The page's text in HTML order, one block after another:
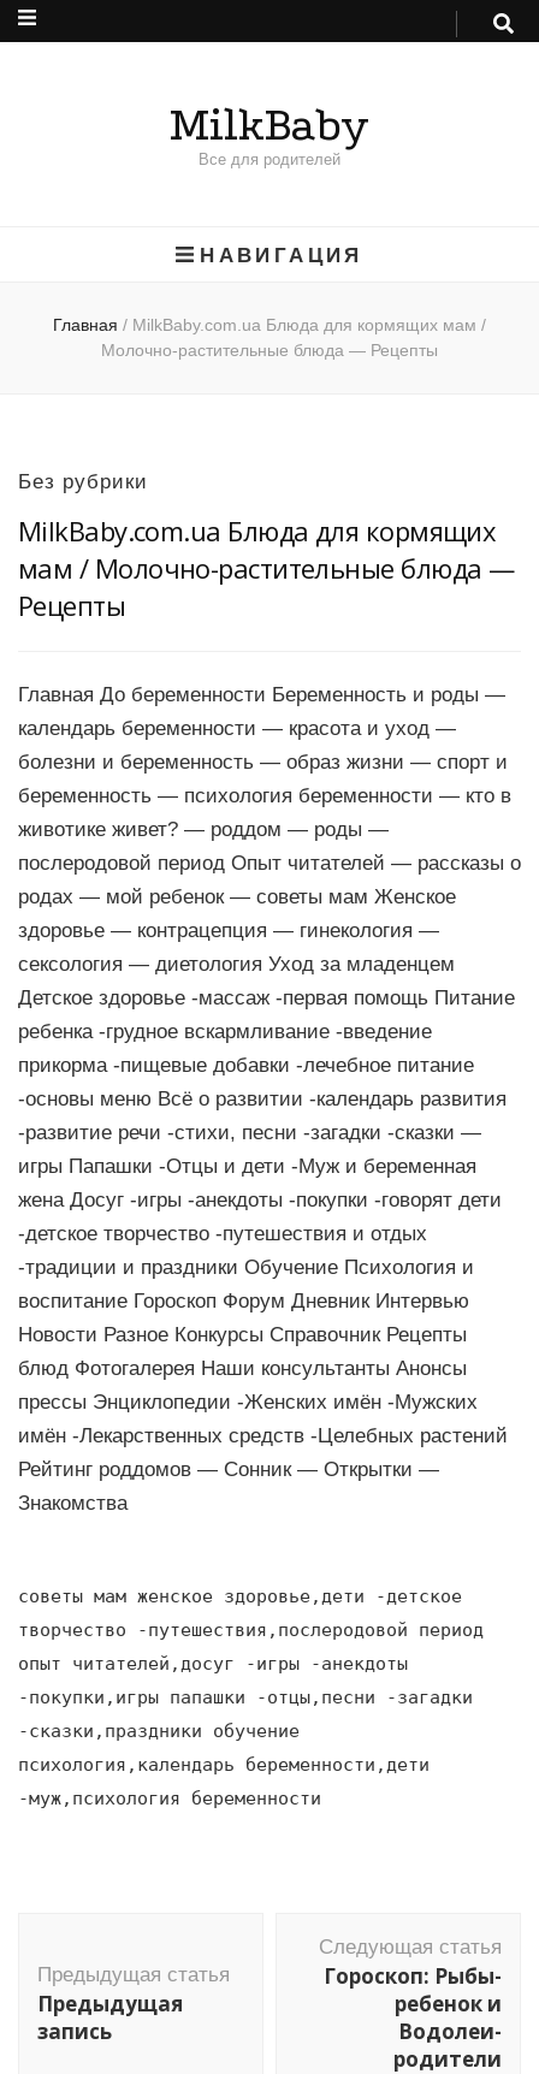
MilkBaby
Все для родителей
НАВИГАЦИЯ
Главная / MilkBaby.com.ua Блюда для кормящих мам /
Молочно-растительные блюда — Рецепты
Без рубрики
MilkBaby.com.ua Блюда для кормящих
мам / Молочно-растительные блюда —
Рецепты
Главная До беременности Беременность и роды —
календарь беременности — красота и уход —
болезни и беременность — образ жизни — спорт и
беременность — психология беременности — кто в
животике живет? — роддом — роды —
послеродовой период Опыт читателей — рассказы о
родах — мой ребенок — советы мам Женское
здоровье — контрацепция — гинекология —
сексология — диетология Уход за младенцем
Детское здоровье -массаж -первая помощь Питание
ребенка -грудное вскармливание -введение
прикорма -пищевые добавки -лечебное питание
-основы меню Всё о развитии -календарь развития
-развитие речи -стихи, песни -загадки -сказки —
игры Папашки -Отцы и дети -Муж и беременная
жена Досуг -игры -анекдоты -покупки -говорят дети
-детское творчество -путешествия и отдых
-традиции и праздники Обучение Психология и
воспитание Гороскоп Форум Дневник Интервью
Новости Разное Конкурсы Справочник Рецепты
блюд Фотогалерея Наши консультанты Анонсы
прессы Энциклопедии -Женских имён -Мужских
имён -Лекарственных средств -Целебных растений
Рейтинг роддомов — Сонник — Открытки —
Знакомства
советы мам женское здоровье,дети -детское
творчество -путешествия,послеродовой период
опыт читателей,досуг -игры -анекдоты
-покупки,игры папашки -отцы,песни -загадки
-сказки,праздники обучение
психология,календарь беременности,дети
-муж,психология беременности
по
записям
Предыдущая статья
Предыдущая
запись
Следующая статья
Гороскоп: Рыбы-
ребенок и
Водолеи-
родители